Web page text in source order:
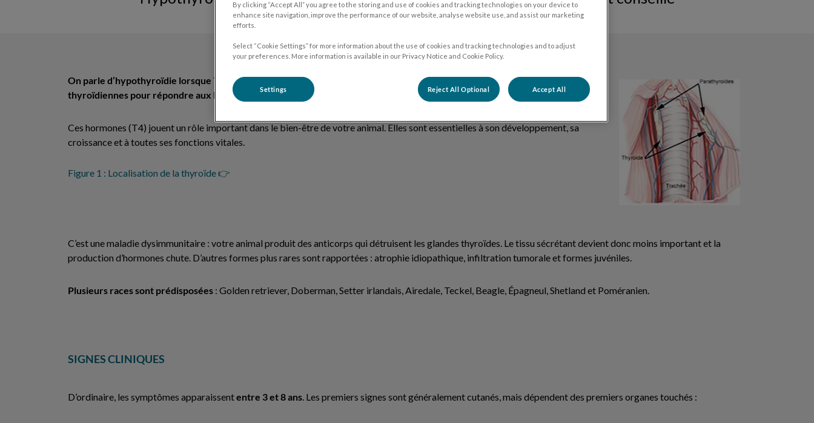
On parle d’hypothyroïdie lorsque 75% des glandes thyroïdes sont détruites, incapables de produiresuffisamment d’hormones
thyroïdiennes pour répondre aux besoins quotidiens
Ces hormones (T4) jouent un rôle important dans le bien-être de votre animal. Elles sont essentielles à son développement, sa
croissance et à toutes ses fonctions vitales.
Figure 1 : Localisation de la thyroïde 👉
C’est une maladie dysimmunitaire : votre animal produit des anticorps qui détruisent les glandes thyroïdes. Le tissu sécrétant devient donc moins important et la
production d’hormones chute. D’autres formes plus rares sont rapportées : atrophie idiopathique, infiltration tumorale et formes juvéniles.
Plusieurs races sont prédisposées : Golden retriever, Doberman, Setter irlandais, Airedale, Teckel, Beagle, Épagneul, Shetland et Poméranien.
SIGNES CLINIQUES
D’ordinaire, les symptômes apparaissententre 3 et 8 ans. Les premiers signes sont généralement cutanés, mais dépendent des premiers organes touchés :
By clicking “Accept All” you agree to the storing and use of cookies and tracking technologies on your device to
enhance site navigation, improve the performance of our website, analyse website use, and assist our marketing
efforts.
Select “Cookie Settings” for more information about the use of cookies and tracking technologies and to adjust
your preferences. More information is available in our Privacy Notice and Cookie Policy.
Settings Reject All Optional Accept All